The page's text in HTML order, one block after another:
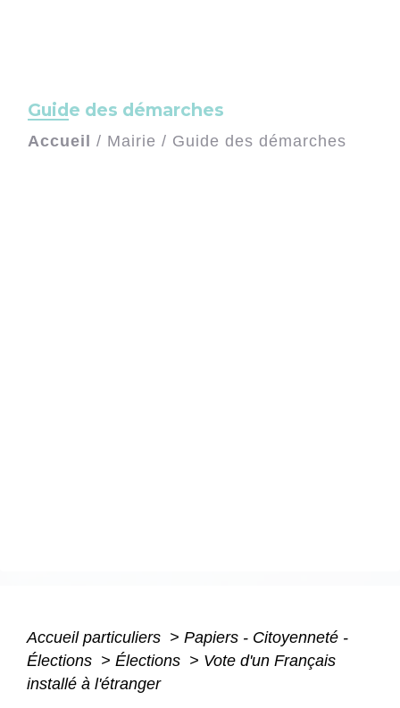
Guide des démarches
Accueil / Mairie / Guide des démarches
Accueil particuliers > Papiers - Citoyenneté -
Élections > Élections > Vote d'un Français
installé à l'étranger